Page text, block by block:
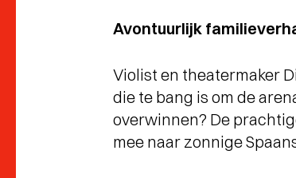
Avontuurlijk
Violist en theatermaker
die te bang is om de
overwinnen? De
mee naar zonnige